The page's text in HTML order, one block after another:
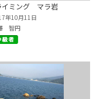
イミング マラ岩
年10月11日
智円